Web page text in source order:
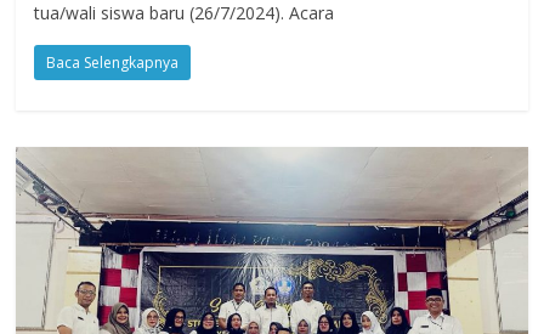
tua/wali siswa baru (26/7/2024). Acara
Baca Selengkapnya